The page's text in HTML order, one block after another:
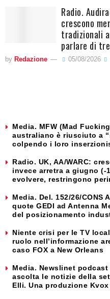
Radio.
crescono
tradizionali
parlare di
by Redazione 05/08/2026
Media. MFW (Mad
australiano è riusciuto a
colpendo i loro
Radio. UK, AA/WARC:
invece arretra a giugno (-
evolvere, restringono
Media. Del. 152/26/
quote GEDI ad Antenna
del posizionamento
Niente crisi per le TV
ruolo nell’informazione
caso FOX a New Orleans
Media. Newslinet
ascolta le notizie della
Elli. Una produzione Kvox